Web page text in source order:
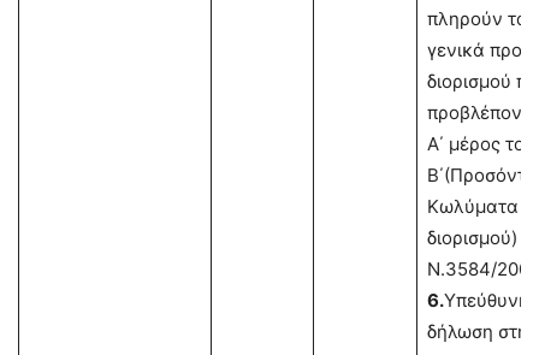
πληρούν τα
γενικά
διορισμού
Α΄ μέρος
Β΄(Προσόντα
Κωλύματα
διορισμού)
Ν.3584/
6.Υπεύθυνη
δήλωση στην